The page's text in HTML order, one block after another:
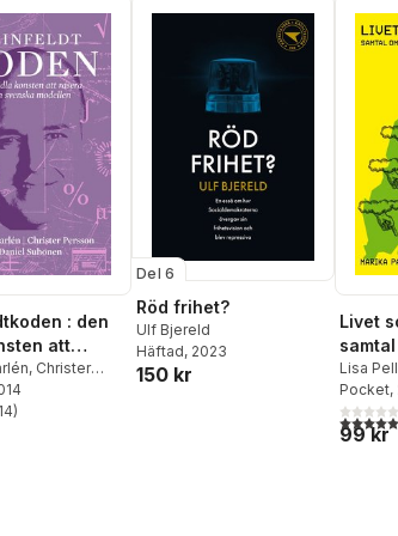
: den
att
svenska
, Christer
Daniel Suhonen
Totalt antal röster:
14)
Del 6
Röd frihet?
Ulf Bjereld
Häftad, 2023
150 kr
Livet
och
Lisa
Rivera
Pocket,
5,0utav
99 kr